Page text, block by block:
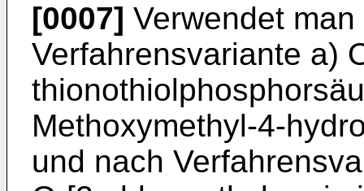
[0007] Verwendet
Verfahrensvariante a)
Methoxymethyl-4-
und nach